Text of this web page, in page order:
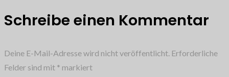
Schreibe einen Kommentar
Deine E-Mail-Adresse wird nicht veröffentlicht. Erforderliche
Felder sind mit * markiert